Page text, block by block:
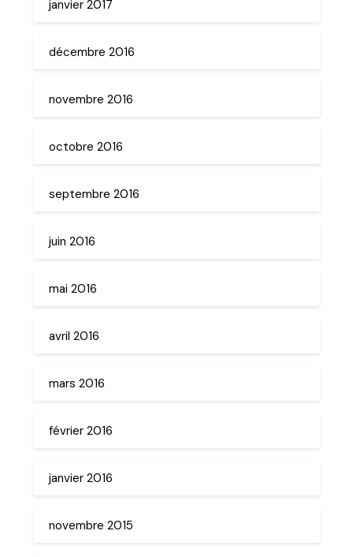
janvier 2017
décembre 2016
novembre 2016
octobre 2016
septembre 2016
juin 2016
mai 2016
avril 2016
mars 2016
février 2016
janvier 2016
novembre 2015